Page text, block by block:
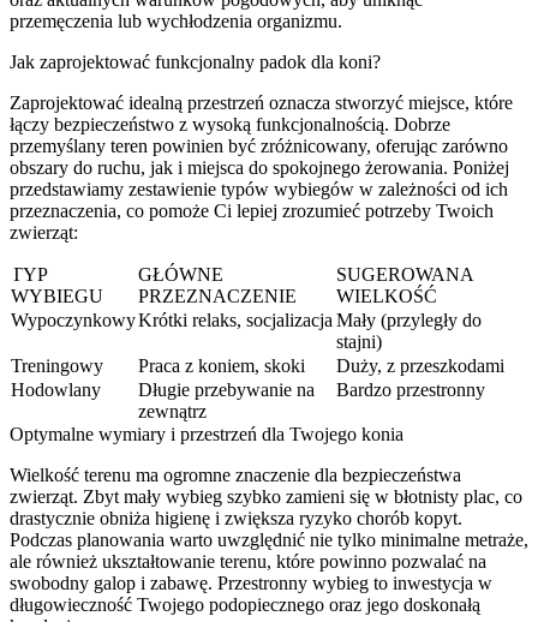
przemęczenia lub wychłodzenia organizmu.
Jak zaprojektować funkcjonalny padok dla koni?
Zaprojektować idealną przestrzeń oznacza stworzyć miejsce, które
łączy bezpieczeństwo z wysoką funkcjonalnością. Dobrze
przemyślany teren powinien być zróżnicowany, oferując zarówno
obszary do ruchu, jak i miejsca do spokojnego żerowania. Poniżej
przedstawiamy zestawienie typów wybiegów w zależności od ich
przeznaczenia, co pomoże Ci lepiej zrozumieć potrzeby Twoich
zwierząt:
TYP
WYBIEGU
GŁÓWNE
PRZEZNACZENIE
SUGEROWANA
WIELKOŚĆ
WypoczynkowyKrótki relaks, socjalizacja Mały (przyległy do
stajni)
Treningowy
Praca z koniem, skoki
Duży, z przeszkodami
Hodowlany
Długie przebywanie na
zewnątrz
Bardzo przestronny
Optymalne wymiary i przestrzeń dla Twojego konia
Wielkość terenu ma ogromne znaczenie dla bezpieczeństwa
zwierząt. Zbyt mały wybieg szybko zamieni się w błotnisty plac, co
drastycznie obniża higienę i zwiększa ryzyko chorób kopyt.
Podczas planowania warto uwzględnić nie tylko minimalne metraże,
ale również ukształtowanie terenu, które powinno pozwalać na
swobodny galop i zabawę. Przestronny wybieg to inwestycja w
długowieczność Twojego podopiecznego oraz jego doskonałą